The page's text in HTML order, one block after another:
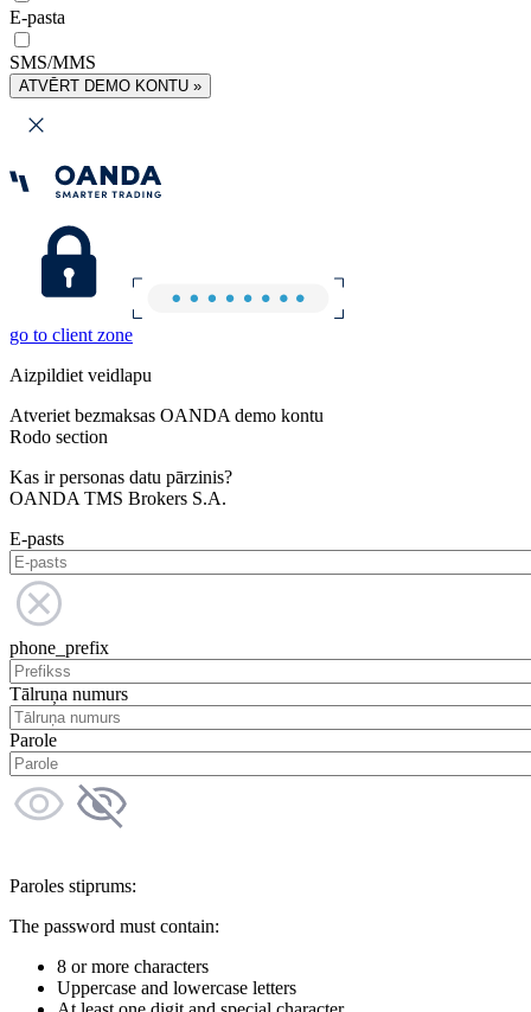
E-pasta
SMS/MMS
ATVĒRT DEMO KONTU »
go to client zone
Aizpildiet veidlapu
Atveriet bezmaksas OANDA demo kontu
Rodo section
Kas ir personas datu pārzinis?
OANDA TMS Brokers S.A.
E-pasts
phone_prefix
Tālruņa numurs
Parole
Paroles stiprums:
The password must contain:
8 or more characters
Uppercase and lowercase letters